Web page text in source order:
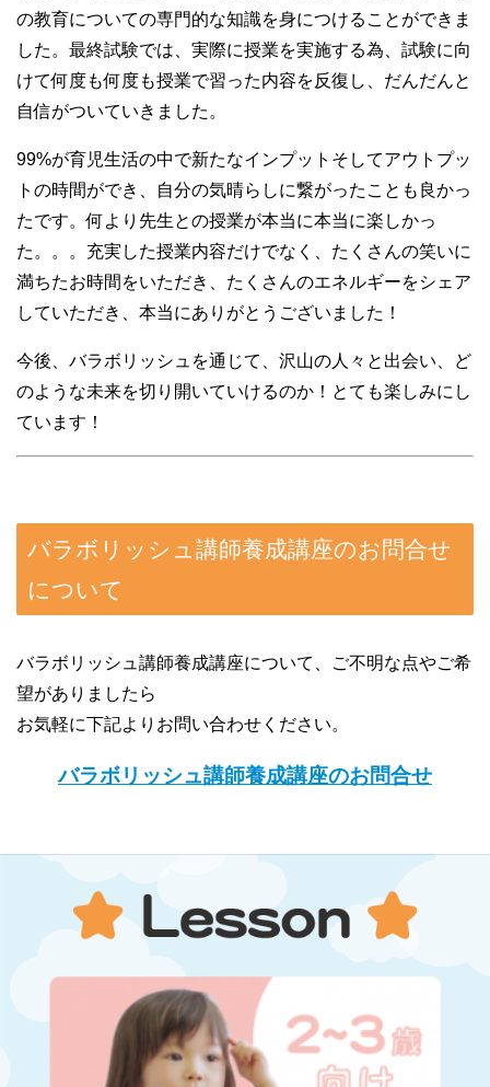
の教育についての専門的な知識を身につけることができま
した。最終試験では、実際に授業を実施する為、試験に向
けて何度も何度も授業で習った内容を反復し、だんだんと
自信がついていきました。
99%が育児生活の中で新たなインプットそしてアウトプッ
トの時間ができ、自分の気晴らしに繋がったことも良かっ
たです。何より先生との授業が本当に本当に楽しかっ
た。。。充実した授業内容だけでなく、たくさんの笑いに
満ちたお時間をいただき、たくさんのエネルギーをシェア
していただき、本当にありがとうございました！
今後、バラボリッシュを通じて、沢山の人々と出会い、ど
のような未来を切り開いていけるのか！とても楽しみにし
ています！
バラボリッシュ講師養成講座のお問合せ
について
バラボリッシュ講師養成講座について、ご不明な点やご希
望がありましたら
お気軽に下記よりお問い合わせください。
バラボリッシュ講師養成講座のお問合せ